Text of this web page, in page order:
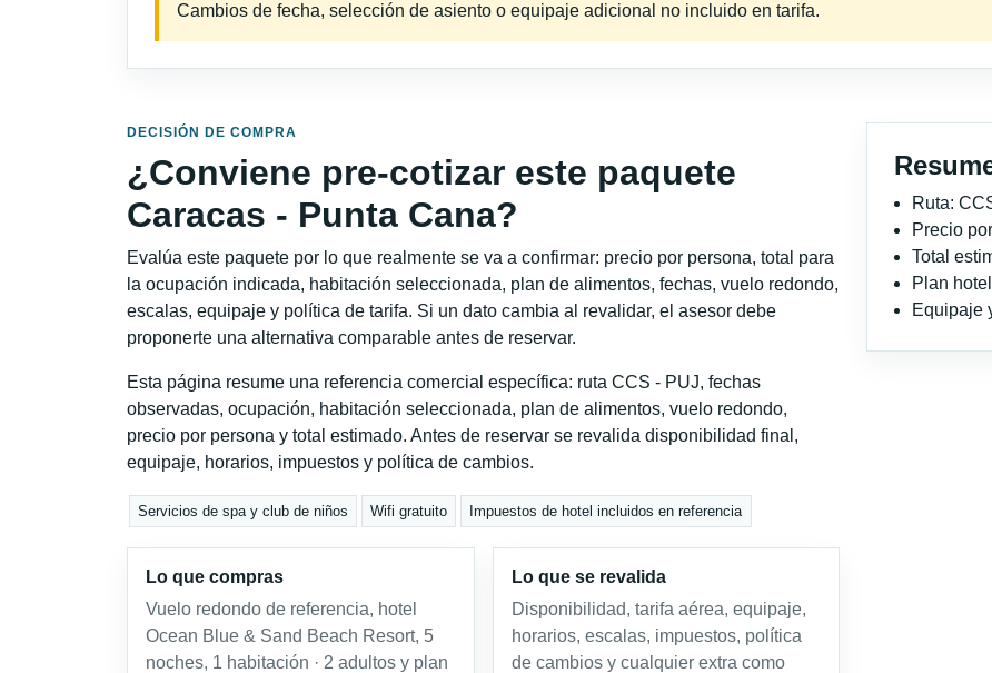
Cambios de fecha, selección de asiento o equipaje adicional no incluido en tarifa.
DECISIÓN DE COMPRA
¿Conviene pre-cotizar este paquete
Caracas - Punta Cana?
Evalúa este paquete por lo que realmente se va a confirmar: precio por persona, total para
la ocupación indicada, habitación seleccionada, plan de alimentos, fechas, vuelo redondo,
escalas, equipaje y política de tarifa. Si un dato cambia al revalidar, el asesor debe
proponerte una alternativa comparable antes de reservar.
Esta página resume una referencia comercial específica: ruta CCS - PUJ, fechas
observadas, ocupación, habitación seleccionada, plan de alimentos, vuelo redondo,
precio por persona y total estimado. Antes de reservar se revalida disponibilidad final,
equipaje, horarios, impuestos y política de cambios.
Servicios de spa y club de niños Wifi gratuito Impuestos de hotel incluidos en referencia
Lo que compras
Vuelo redondo de referencia, hotel
Ocean Blue & Sand Beach Resort, 5
noches, 1 habitación · 2 adultos y plan
Lo que se revalida
Disponibilidad, tarifa aérea, equipaje,
horarios, escalas, impuestos, política
de cambios y cualquier extra como
Ruta:
Precio
Total
Plan
Equipaje